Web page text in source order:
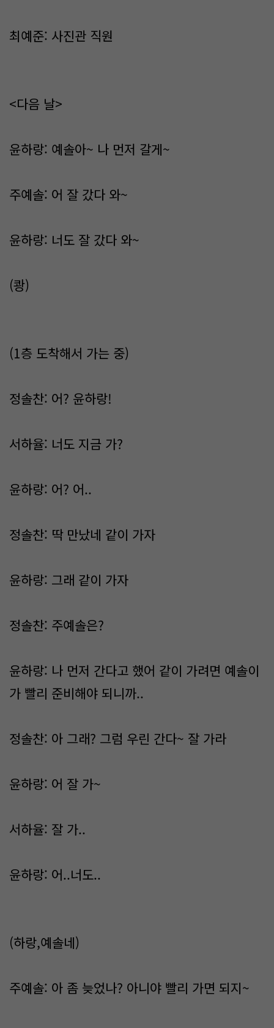
최예준: 사진관 직원
<다음 날>
윤하랑: 예솔아~ 나 먼저 갈게~
주예솔: 어 잘 갔다 와~
윤하랑: 너도 잘 갔다 와~
(쾅)
(1층 도착해서 가는 중)
정솔찬: 어? 윤하랑!
서하율: 너도 지금 가?
윤하랑: 어? 어..
정솔찬: 딱 만났네 같이 가자
윤하랑: 그래 같이 가자
정솔찬: 주예솔은?
윤하랑: 나 먼저 간다고 했어 같이 가려면 예솔이
가 빨리 준비해야 되니까..
정솔찬: 아 그래? 그럼 우린 간다~ 잘 가라
윤하랑: 어 잘 가~
서하율: 잘 가..
윤하랑: 어..너도..
(하랑,예솔네)
주예솔: 아 좀 늦었나? 아니야 빨리 가면 되지~